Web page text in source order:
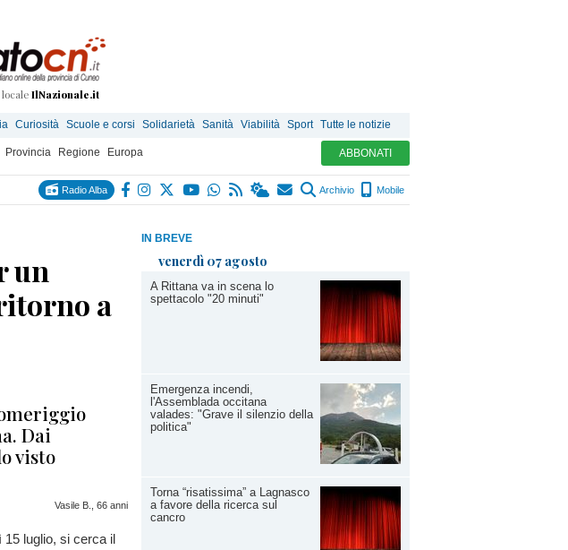
IlNazionale.it
Curiosità Scuole e corsi Solidarietà Sanità Viabilità Sport Tutte le notizie
Provincia Regione Europa ABBONATI
Radio Alba Archivio Mobile
IN BREVE
venerdì 07 agosto
A Rittana va in scena lo
spettacolo "20 minuti"
Emergenza incendi,
l'Assemblada occitana
valades: "Grave il silenzio della
politica"
Torna “risatissima” a Lagnasco
a favore della ricerca sul
cancro
un
a
Dai
visto
Vasile B., 66 anni
luglio, si cerca il